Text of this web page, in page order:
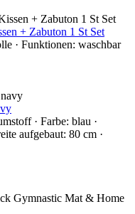
+ Zabuton 1 St Set
· Funktionen: waschbar
· Farbe: blau ·
aufgebaut: 80 cm ·